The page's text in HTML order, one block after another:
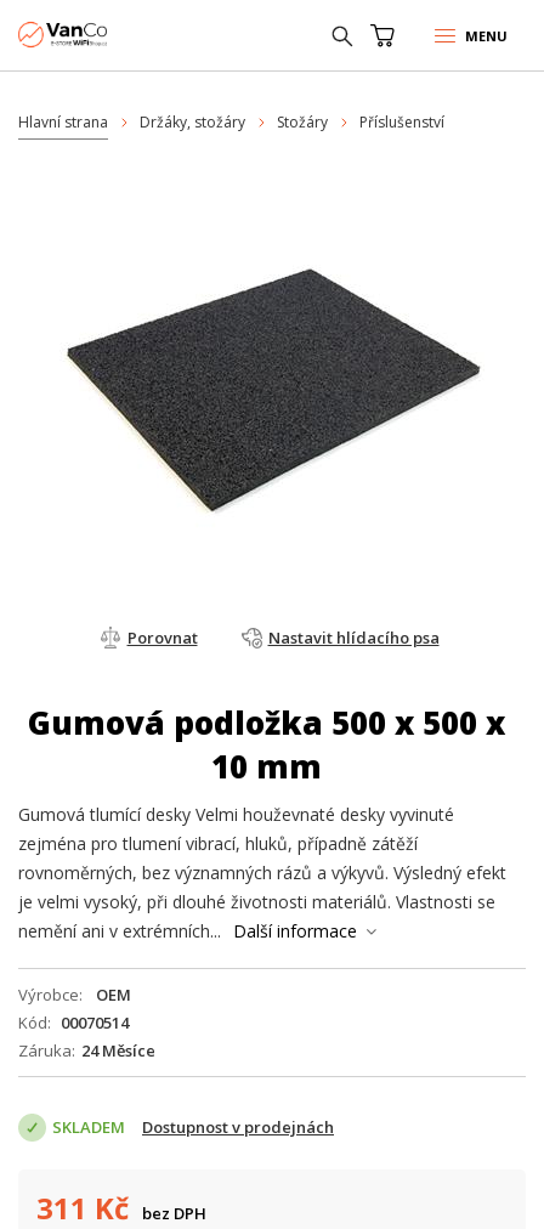
MENU
Hlavní strana Držáky, stožáry Stožáry Příslušenství
Porovnat Nastavit hlídacího psa
Gumová podložka 500 x 500 x
10 mm
Gumová tlumící desky Velmi houževnaté desky vyvinuté
zejména pro tlumení vibrací, hluků, případně zátěží
rovnoměrných, bez významných rázů a výkyvů. Výsledný efekt
je velmi vysoký, při dlouhé životnosti materiálů. Vlastnosti se
nemění ani v extrémních...
Další informace
Výrobce
OEM
Kód
00070514
Záruka 24 Měsíce
SKLADEM Dostupnost v prodejnách
311 Kč
bez DPH